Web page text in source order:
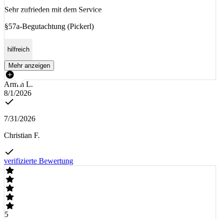
Sehr zufrieden mit dem Service
§57a-Begutachtung (Pickerl)
hilfreich
Mehr anzeigen
Armin L.
8/1/2026
7/31/2026
Christian F.
verifizierte Bewertung
5